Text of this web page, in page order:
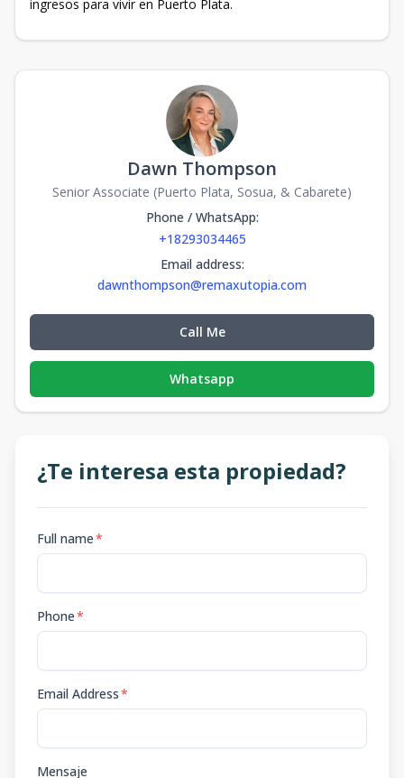
ingresos para vivir en Puerto Plata.
Dawn Thompson
Senior Associate (Puerto Plata, Sosua, & Cabarete)
Phone / WhatsApp:
+18293034465
Email address:
dawnthompson@remaxutopia.com
Call Me
Whatsapp
¿Te interesa esta propiedad?
Full name*
Phone*
Email Address*
Mensaje